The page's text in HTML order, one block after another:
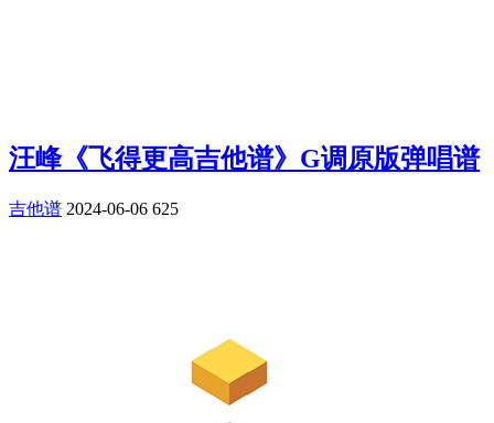
汪峰《飞得更高吉他谱》G调原版弹唱谱
吉他谱 2024-06-06 625